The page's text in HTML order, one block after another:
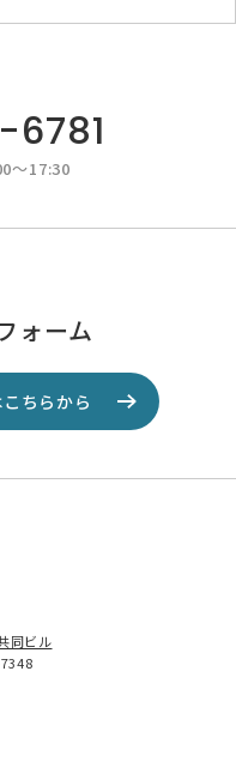
～17:30
ォーム
ちらから
同ビル